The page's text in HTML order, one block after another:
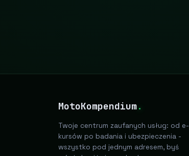
MotoKompendium.
Twoje centrum zaufanych usług: od e-
kursów po badania i ubezpieczenia -
wszystko pod jednym adresem, byś